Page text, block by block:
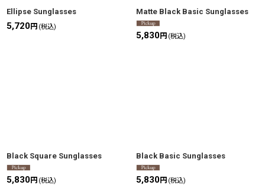
Ellipse Sunglasses
5,720円 (税込)
Matte Black Basic Sunglasses
5,830円 (税込)
Black Square Sunglasses
5,830円 (税込)
Black Basic Sunglasses
5,830円 (税込)